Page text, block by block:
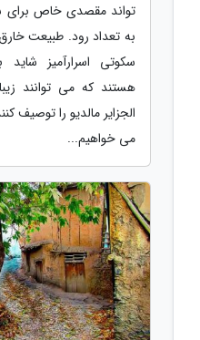
تواند مقصدی خاص برای
به تعداد رود. طبیعت خارق
سکوتی اسرارآمیز شاید
هستند که می توانند
الجزایر مالدیو را توصیف
می خواهیم...